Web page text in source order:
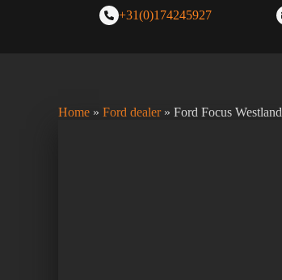
+31(0)174245927
Home » Ford dealer» Ford Focus Westland